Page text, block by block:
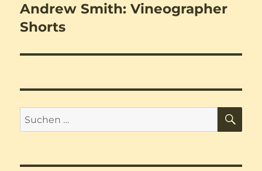
Nächster
Beitrag:
Andrew Smith: Vineographer
Shorts
Suchen
nach: